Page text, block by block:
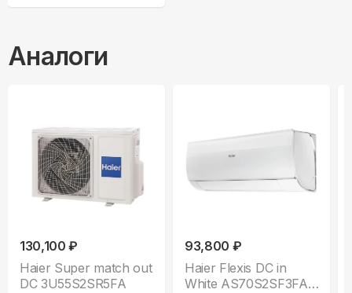
Аналоги
130,100 ₽
Haier Super match out
DC 3U55S2SR5FA
93,800 ₽
Haier Flexis DC in
White AS70S2SF3FA-